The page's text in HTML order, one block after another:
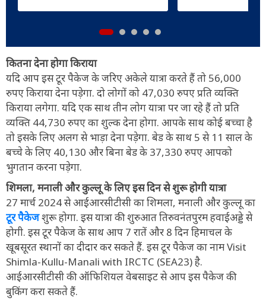
कितना देना होगा किराया
यदि आप इस टूर पैकेज के जरिए अकेले यात्रा करते हैं तो 56,000
रुपए किराया देना पड़ेगा. दो लोगों को 47,030 रुपए प्रति व्यक्ति
किराया लगेगा. यदि एक साथ तीन लोग यात्रा पर जा रहे हैं तो प्रति
व्यक्ति 44,730 रुपए का शुल्क देना होगा. आपके साथ कोई बच्चा है
तो इसके लिए अलग से भाड़ा देना पड़ेगा. बेड के साथ 5 से 11 साल के
बच्चे के लिए 40,130 और बिना बेड के 37,330 रुपए आपको
भुगतान करना पड़ेगा.
शिमला, मनाली और कुल्लू के लिए इस दिन से शुरू होगी यात्रा
27 मार्च 2024 से आईआरसीटीसी का शिमला, मनाली और कुल्लू का
टूर पैकेजशुरू होगा. इस यात्रा की शुरुआत तिरुवनंतपुरम हवाईअड्डे से
होगी. इस टूर पैकेज के साथ आप 7 रातें और 8 दिन हिमाचल के
खूबसूरत स्थानों का दीदार कर सकते हैं. इस टूर पैकेज का नाम Visit
Shimla-Kullu-Manali with IRCTC (SEA23) है.
आईआरसीटीसी की ऑफिशियल वेबसाइट से आप इस पैकेज की
बुकिंग करा सकते हैं.